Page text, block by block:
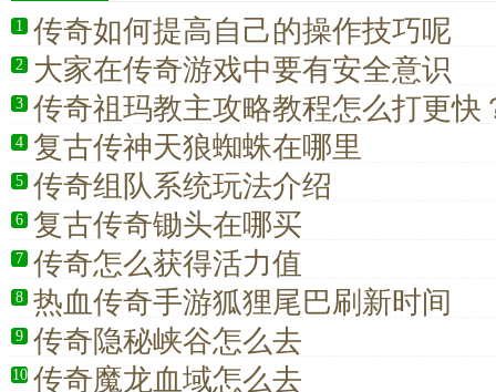
1 传奇如何提高自己的操作技巧呢
2 大家在传奇游戏中要有安全意识
3 传奇祖玛教主攻略教程怎么打更快
4 复古传神天狼蜘蛛在哪里
5 传奇组队系统玩法介绍
6 复古传奇锄头在哪买
7 传奇怎么获得活力值
8 热血传奇手游狐狸尾巴刷新时间
9 传奇隐秘峡谷怎么去
10 传奇魔龙血域怎么去